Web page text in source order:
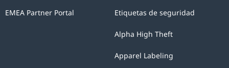
CHECKPOINT
Etiquetas de seguridad
Alpha High Theft
Apparel Labeling
EMEA Partner Portal